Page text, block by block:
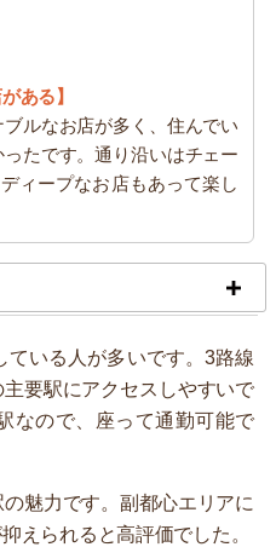
ある】
ルなお店が多く、住んでい
たです。通り沿いはチェー
ィープなお店もあって楽し
ている人が多いです。3路線
要駅にアクセスしやすいで
なので、座って通勤可能で
魅力です。副都心エリアに
えられると高評価でした。